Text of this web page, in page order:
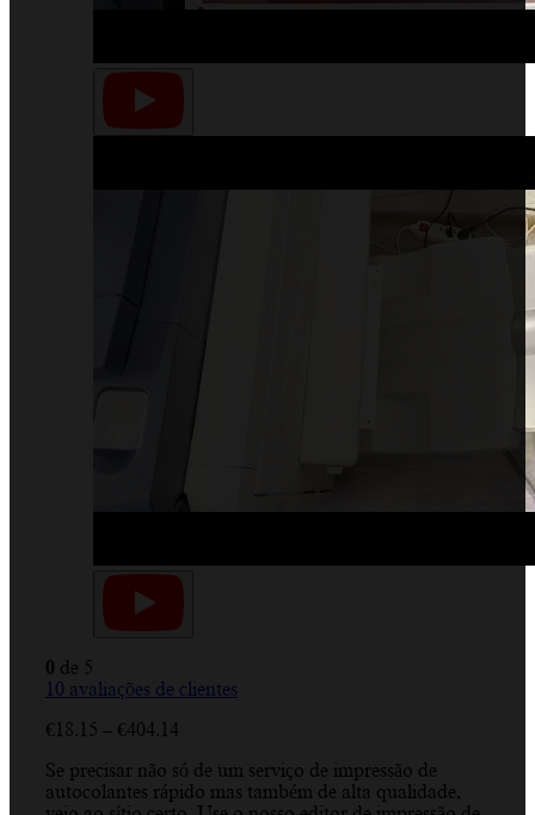
0 de 5
10 avaliações de clientes
€18.15 – €404.14
€18.15
through
Se precisar não só de um serviço de impressão de
autocolantes rápido mas também de alta qualidade,